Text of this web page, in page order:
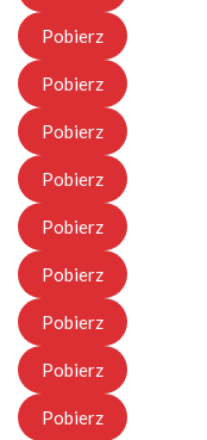
Pobierz
Pobierz
Pobierz
Pobierz
Pobierz
Pobierz
Pobierz
Pobierz
Pobierz